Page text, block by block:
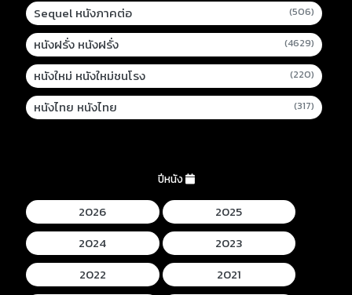
Sequel หนังภาคต่อ (506)
หนังฝรั่ง หนังฝรั่ง (4629)
หนังใหม่ หนังใหม่ชนโรง (220)
หนังไทย หนังไทย (317)
ปีหนัง
2026
2025
2024
2023
2022
2021